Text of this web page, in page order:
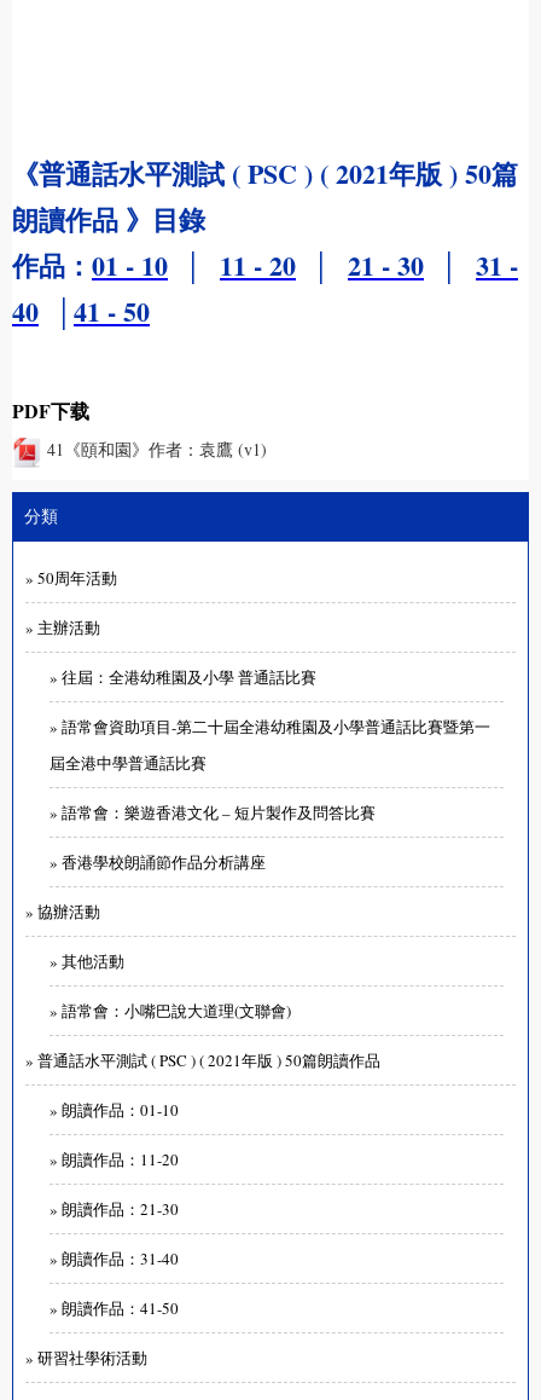
《普通話水平測試 ( PSC ) ( 2021年版 ) 50篇
朗讀作品 》目錄
作品： 01 - 10 │ 11 - 20 │ 21 - 30 │ 31 -
40 │ 41 - 50
PDF下载
41《頤和園》作者：袁鷹 (v1)
分類
» 50周年活動
» 主辦活動
» 往屆：全港幼稚園及小學 普通話比賽
» 語常會資助項目-第二十屆全港幼稚園及小學普通話比賽暨第一
屆全港中學普通話比賽
» 語常會：樂遊香港文化 – 短片製作及問答比賽
» 香港學校朗誦節作品分析講座
» 協辦活動
» 其他活動
» 語常會：小嘴巴說大道理(文聯會)
» 普通話水平測試 ( PSC ) ( 2021年版 ) 50篇朗讀作品
» 朗讀作品：01-10
» 朗讀作品：11-20
» 朗讀作品：21-30
» 朗讀作品：31-40
» 朗讀作品：41-50
» 研習社學術活動